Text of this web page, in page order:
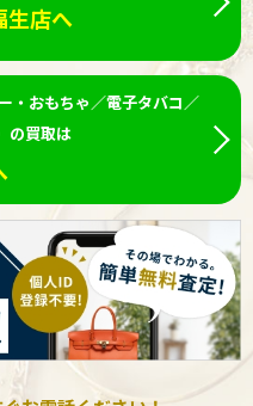
生店へ
・おもちゃ／電子タバコ／
の買取は